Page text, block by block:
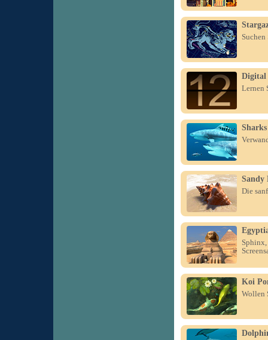
Digital
Lernen
Sharks
Sandy
Die
Koi
Wollen